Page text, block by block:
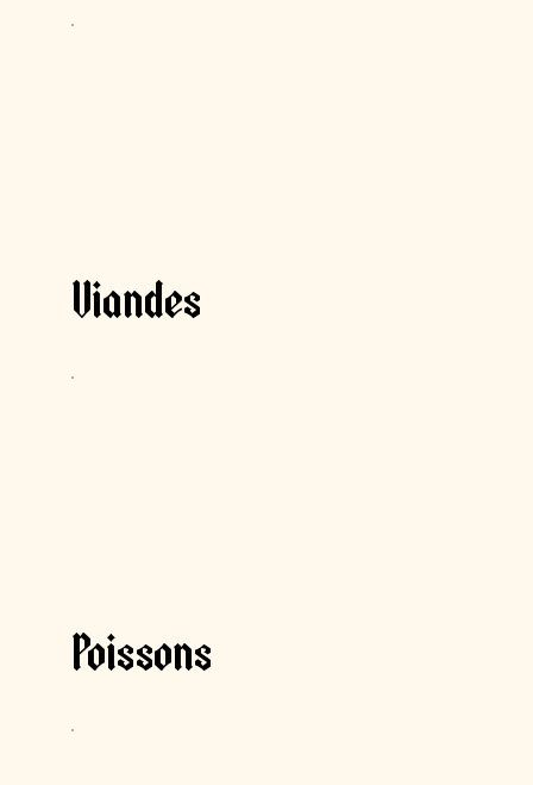
Viandes
Poissons